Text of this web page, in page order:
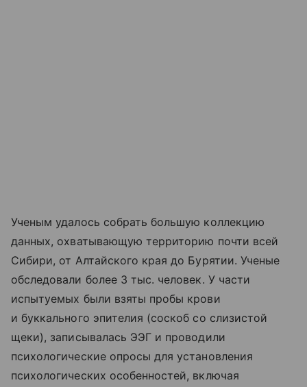
Ученым удалось собрать большую коллекцию
данных, охватывающую территорию почти всей
Сибири, от Алтайского края до Бурятии. Ученые
обследовали более 3 тыс. человек. У части
испытуемых были взяты пробы крови
и буккального эпителия (соскоб со слизистой
щеки), записывалась ЭЭГ и проводили
психологические опросы для установления
психологических особенностей, включая